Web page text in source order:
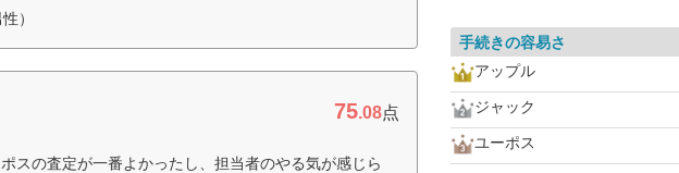
）
75.08点
スの査定が一番よかったし、担当者のやる気が感じら
手続きの容易さ
アップル
ジャック
ユーポス